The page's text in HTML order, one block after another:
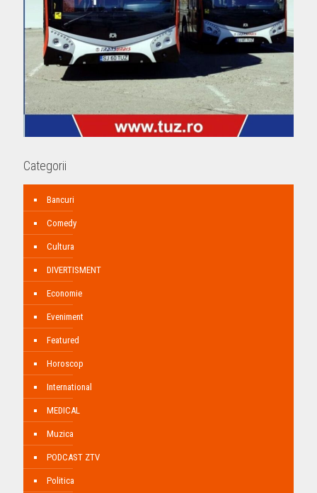
Categorii
Bancuri
Comedy
Cultura
DIVERTISMENT
Economie
Eveniment
Featured
Horoscop
International
MEDICAL
Muzica
PODCAST ZTV
Politica